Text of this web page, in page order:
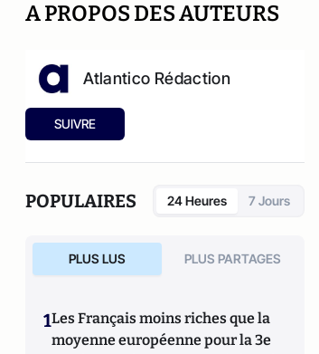
A PROPOS DES AUTEURS
Atlantico Rédaction
SUIVRE
POPULAIRES 24 Heures 7 Jours
PLUS LUS PLUS PARTAGES
1Les Français moins riches que la
moyenne européenne pour la 3e